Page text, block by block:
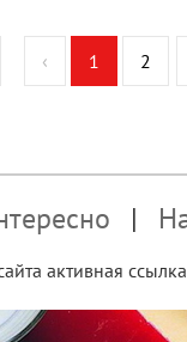
‹ 1 2
активная